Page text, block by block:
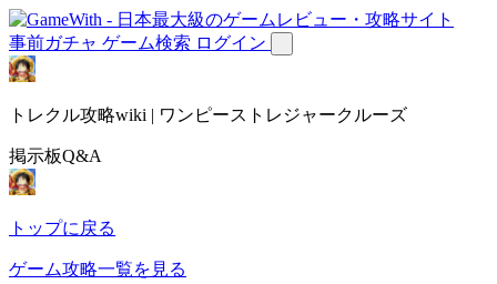
事前ガチャ ゲーム検索 ログイン
トレクル攻略wiki | ワンピーストレジャークルーズ
掲示板Q&A
トップに戻る
ゲーム攻略一覧を見る